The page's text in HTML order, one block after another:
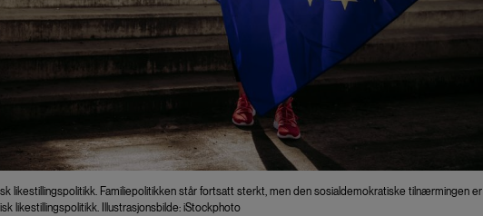
likestillingspolitikk. Familiepolitikken står fortsatt sterkt, men den sosialdemokratiske tilnærmingen er
likestillingspolitikk. Illustrasjonsbilde: iStockphoto